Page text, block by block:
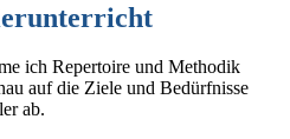
ich Repertoire und Methodik
auf die Ziele und Bedürfnisse
ab.